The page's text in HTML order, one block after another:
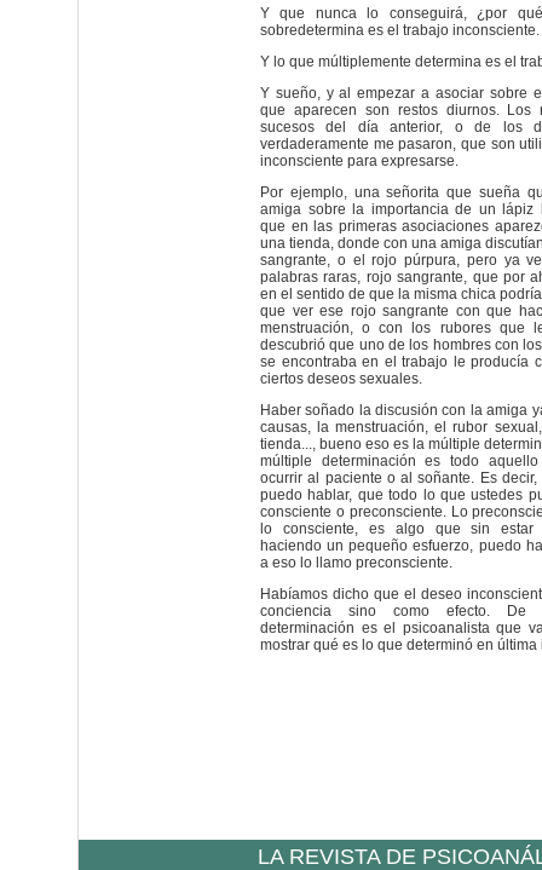
Y que nunca lo conseguirá, ¿por
sobredetermina es el trabajo inconsciente.
Y lo que múltiplemente determina es el
Y sueño, y al empezar a asociar sobre
que aparecen son restos diurnos. Los
sucesos del día anterior, o de los
verdaderamente me pasaron, que son
inconsciente para expresarse.
Por ejemplo, una señorita que sueña
amiga sobre la importancia de un lápiz
que en las primeras asociaciones
una tienda, donde con una amiga
sangrante, o el rojo púrpura, pero ya
palabras raras, rojo sangrante, que por
en el sentido de que la misma chica
que ver ese rojo sangrante con que
menstruación, o con los rubores que
descubrió que uno de los hombres con
se encontraba en el trabajo le producía
ciertos deseos sexuales.
Haber soñado la discusión con la amiga
causas, la menstruación, el rubor
tienda..., bueno eso es la múltiple
múltiple determinación es todo
ocurrir al paciente o al soñante. Es
puedo hablar, que todo lo que ustedes
consciente o preconsciente. Lo
lo consciente, es algo que sin estar
haciendo un pequeño esfuerzo, puedo
a eso lo llamo preconsciente.
Habíamos dicho que el deseo
conciencia sino como efecto. De
determinación es el psicoanalista que
mostrar qué es lo que determinó en
LA REVISTA DE